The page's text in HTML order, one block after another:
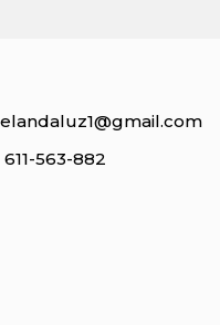
563-882